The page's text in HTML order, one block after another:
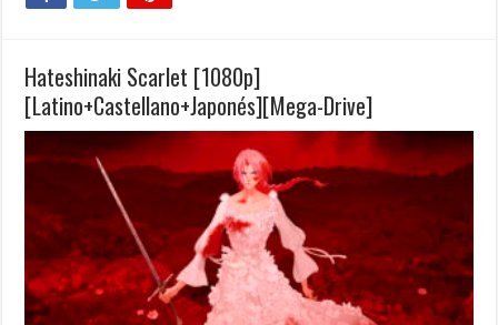
Hateshinaki Scarlet [1080p]
[Latino+Castellano+Japonés][Mega-Drive]